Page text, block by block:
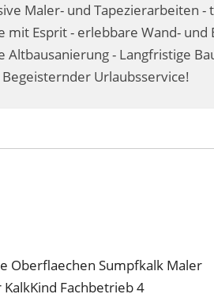
Maler- und Tapezierarbeiten
Esprit - erlebbare Wand-
- Langfristige
Urlaubsservice!